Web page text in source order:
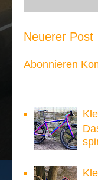
Neuerer Post
Abonnieren